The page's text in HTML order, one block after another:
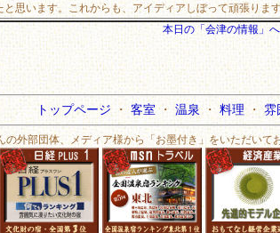
と思います。これからも、アイディアしぼって頑張りま
本日の「会津の情報」へ
トップページ ・ 客室 ・ 温泉 ・ 料理 ・ 雰
の外部団体、メディア様から「お墨付き」をいただいて